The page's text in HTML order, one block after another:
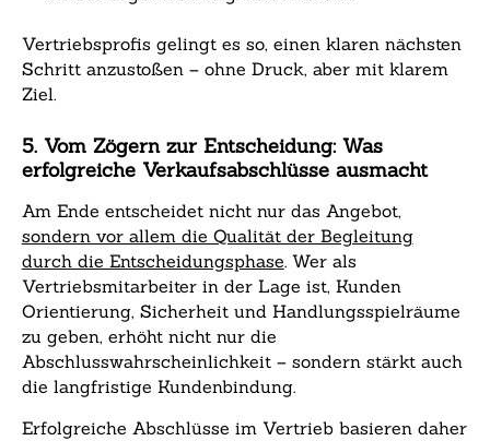
Vertriebsprofis gelingt es so, einen klaren nächsten
Schritt anzustoßen – ohne Druck, aber mit klarem
Ziel.
5. Vom Zögern zur Entscheidung: Was
erfolgreiche Verkaufsabschlüsse ausmacht
Am Ende entscheidet nicht nur das Angebot,
sondern vor allem die Qualität der Begleitung
durch die Entscheidungsphase. Wer als
Vertriebsmitarbeiter in der Lage ist, Kunden
Orientierung, Sicherheit und Handlungsspielräume
zu geben, erhöht nicht nur die
Abschlusswahrscheinlichkeit – sondern stärkt auch
die langfristige Kundenbindung.
Erfolgreiche Abschlüsse im Vertrieb basieren daher